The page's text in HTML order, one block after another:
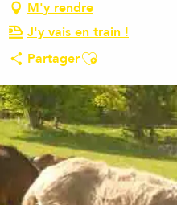
M'y rendre
J'y vais en train !
PartagerAjouter aux favoris